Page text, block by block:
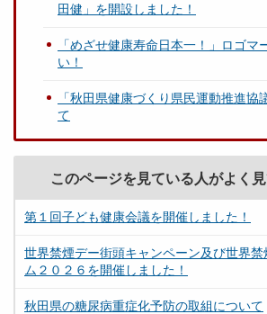
田健」を開設しました！
「めざせ健康寿命日本一！」ロゴマ
い！
「秋田県健康づくり県民運動推進協
て
このページを見ている人がよく
第１回子ども健康会議を開催しました！
世界禁煙デー街頭キャンペーン及び世界禁
ム２０２６を開催しました！
秋田県の糖尿病重症化予防の取組について